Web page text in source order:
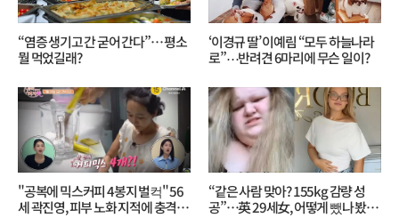
“염증 생기고 간 굳어 간다”… 평소
뭘 먹었길래?
‘이경규 딸’ 이예림 “모두 하늘나라
로”⋯반려견 6마리에 무슨 일이?
"공복에 믹스커피 4봉지 벌컥" 56
세 곽진영, 피부 노화 지적에 충격…
“같은 사람 맞아? 155kg 감량 성
공”…英 29세女, 어떻게 뺐나 봤더